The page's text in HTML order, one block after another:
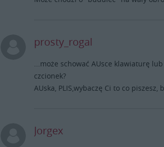
prosty_rogal
...może schować AUsce klawiaturę
czcionek?
AUska, PLIS,wybaczę Ci to co piszesz,
Jorgex